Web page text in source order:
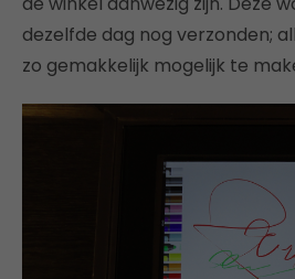
dezelfde dag nog verzonden;
zo gemakkelijk mogelijk te